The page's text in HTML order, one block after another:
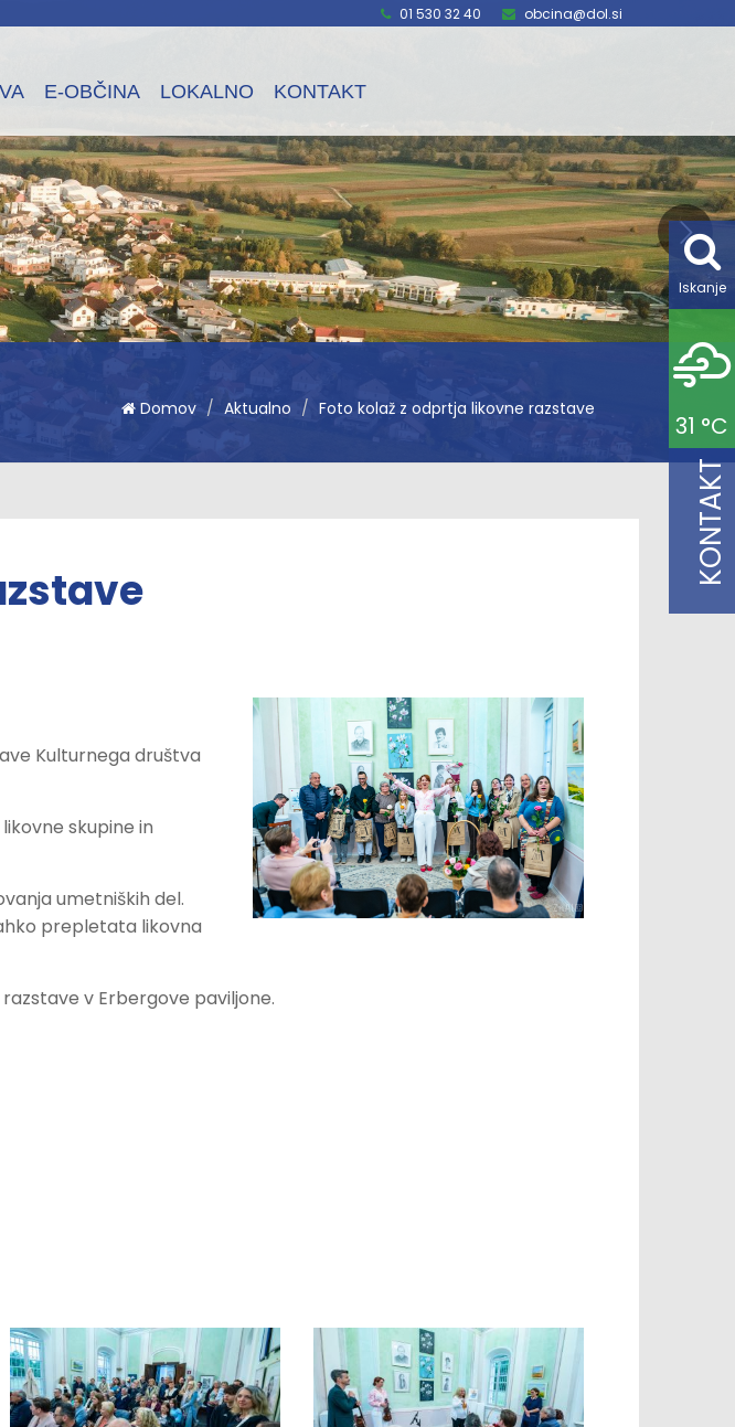
01 530 32 40 obcina@dol.si
E-OBČINA LOKALNO KONTAKT
Iskanje
31 °C
KONTAKT
Domov Aktualno Foto kolaž z odprtja likovne razstave
Kulturnega društva
skupine in
umetniških del.
prepletata likovna
v Erbergove paviljone.